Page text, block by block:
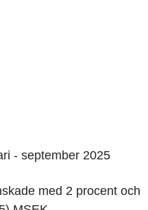
- september 2025
med 2 procent och